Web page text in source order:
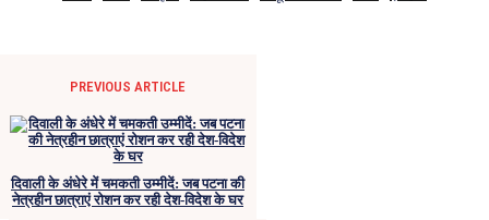
PREVIOUS ARTICLE
दिवाली के अंधेरे में चमकती उम्मीदें: जब पटना की
नेत्रहीन छात्राएं रोशन कर रही देश-विदेश के घर